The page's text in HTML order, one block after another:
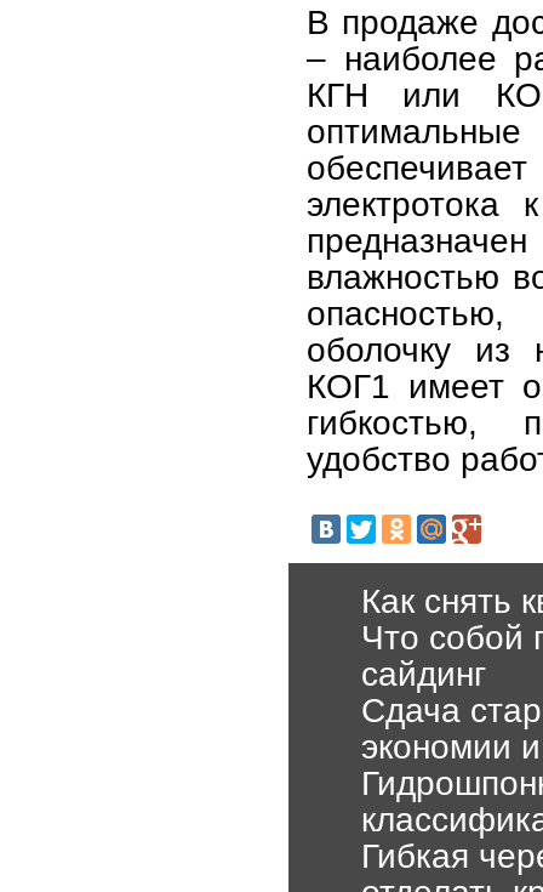
В продаже
– наиболее
КГН или
влажностью
оболочку из
КОГ1 имеет
гибкостью,
удобство
Как снять
Что собой
сайдинг
Сдача
экономии
Гибкая